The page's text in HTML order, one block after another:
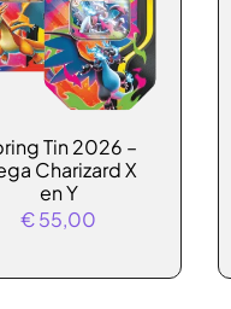
Tin 2026 –
Charizard X
en Y
€55,00